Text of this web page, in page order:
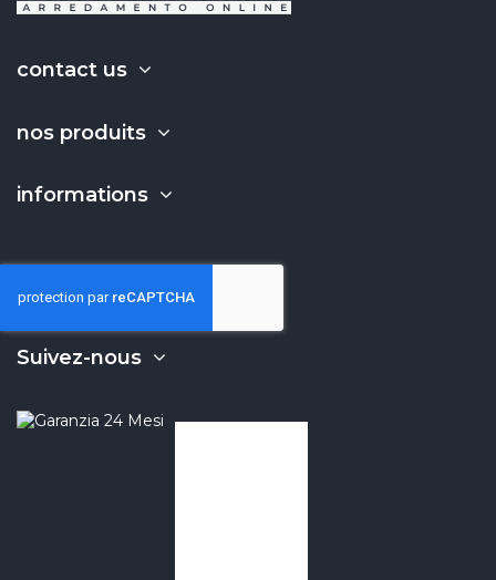
contact us
nos produits
informations
Suivez-nous